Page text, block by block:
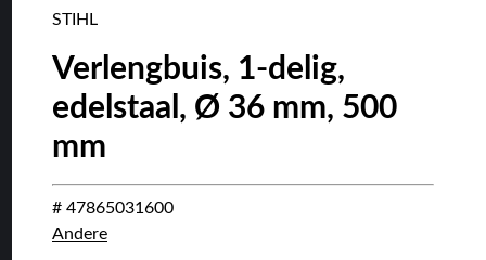
STIHL
Verlengbuis, 1-delig,
edelstaal, Ø 36 mm, 500
mm
# 47865031600
Andere